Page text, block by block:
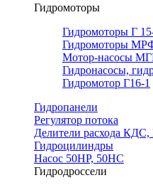
Гидромоторы
Гидромоторы Г
Гидромоторы
Мотор-насосы
Гидронасосы,
Гидромотор Г16-1
Гидропанели
Регулятор потока
Делители расхода
Гидроцилиндры
Насос 50НР, 50НС
Гидродроссели